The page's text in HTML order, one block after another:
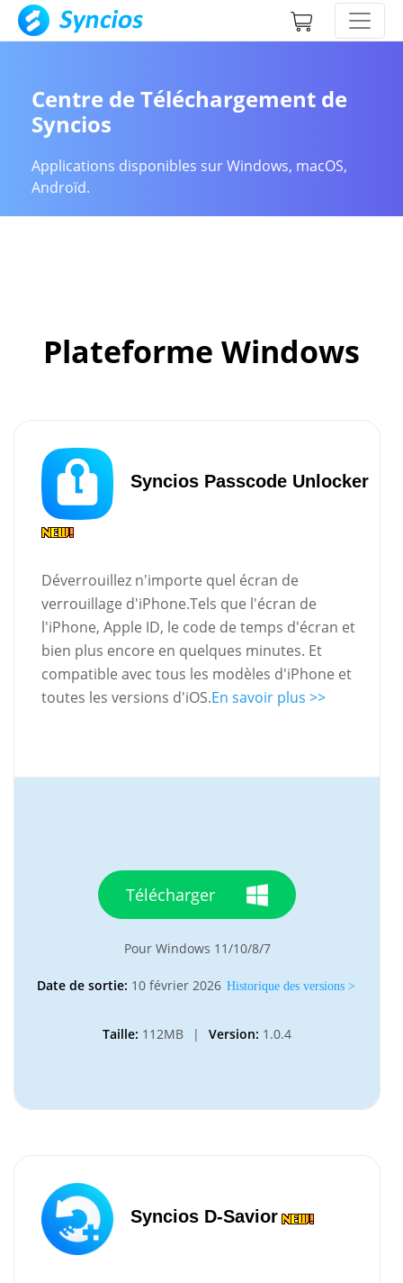
Centre de Téléchargement de
Syncios
Applications disponibles sur Windows, macOS,
Androïd.
Plateforme Windows
Syncios Passcode Unlocker
Déverrouillez n'importe quel écran de
verrouillage d'iPhone.Tels que l'écran de
l'iPhone, Apple ID, le code de temps d'écran et
bien plus encore en quelques minutes. Et
compatible avec tous les modèles d'iPhone et
toutes les versions d'iOS.En savoir plus >>
Télécharger
Pour Windows 11/10/8/7
Date de sortie: 10 février 2026 Historique des versions >
Taille: 112MB | Version: 1.0.4
Syncios D-Savior